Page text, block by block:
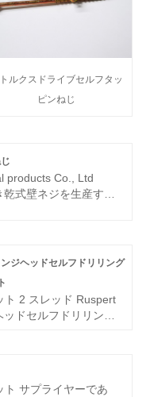
ルクスドライブセルフタッ
ピンねじ
products Co., Ltd
式壁ネジを生産する
ービスの品質とレベ
ジヘッドセルフドリリング
ト 2 スレッド Ruspert
ドセルフドリリング
サプライヤーであ